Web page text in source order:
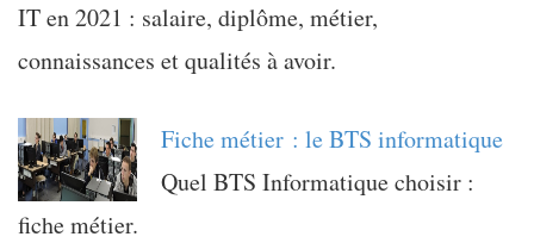
IT en 2021 : salaire, diplôme, métier,
connaissances et qualités à avoir.
Fiche métier : le BTS informatique
Quel BTS Informatique choisir :
fiche métier.